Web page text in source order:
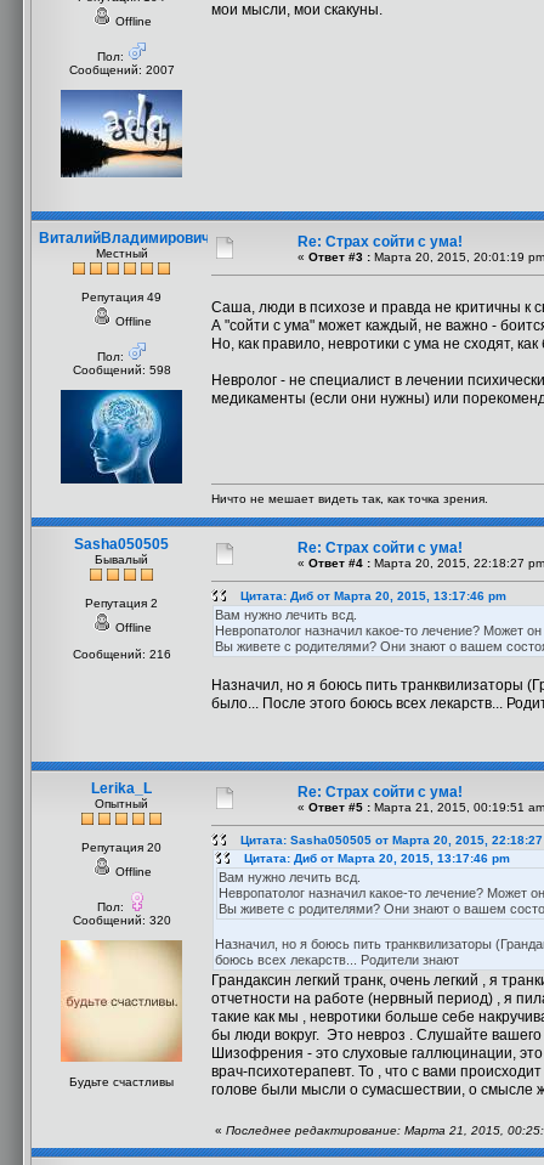
Offline
Пол:
Сообщений: 2007
мои мысли, мои скакуны.
ВиталийВладимирович
Местный
Репутация 49
Offline
Пол:
Сообщений: 598
Re: Страх сойти с ума!
« Ответ #3 : Марта 20, 2015, 20:01:19
Саша, люди в психозе и правда не критичны к
А "сойти с ума" может каждый, не важно -
Но, как правило, невротики с ума не сходят,
Невролог - не специалист в лечении
медикаменты (если они нужны) или
Ничто не мешает видеть так, как точка зрения.
Sasha050505
Бывалый
Репутация 2
Offline
Сообщений: 216
Re: Страх сойти с ума!
« Ответ #4 : Марта 20, 2015, 22:18:27
Цитата: Диб от Марта 20, 2015, 13:17:46 pm
Вам нужно лечить всд.
Невропатолог назначил какое-то лечение? Может
Вы живете с родителями? Они знают о вашем
Назначил, но я боюсь пить транквилизаторы
было... После этого боюсь всех лекарств...
Lerika_L
Опытный
Репутация 20
Offline
Пол:
Сообщений: 320
Будьте счастливы
Re: Страх сойти с ума!
« Ответ #5 : Марта 21, 2015, 00:19:51
Цитата: Sasha050505 от Марта 20, 2015,
Цитата: Диб от Марта 20, 2015, 13:17:46 pm
Вам нужно лечить всд.
Невропатолог назначил какое-то лечение? Может
Вы живете с родителями? Они знают о вашем
Назначил, но я боюсь пить транквилизаторы
боюсь всех лекарств... Родители знают
Грандаксин легкий транк, очень легкий , я
отчетности на работе (нервный период) , я
такие как мы , невротики больше себе
бы люди вокруг. Это невроз . Слушайте вашего
Шизофрения - это слуховые галлюцинации, это
врач-психотерапевт. То , что с вами
голове были мысли о сумасшествии, о смысле
« Последнее редактирование: Марта 21, 2015,